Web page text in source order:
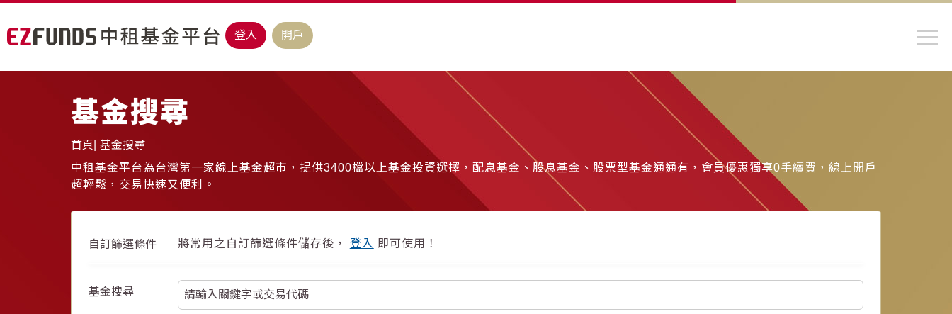
登入 開戶
基金搜尋
首頁
基金搜尋
中租基金平台為台灣第一家線上基金超市，提供3400檔以上基金投資選擇，配息基金、股息基金、股票型基金通通有，會員優惠獨享0手續費，線上開戶
超輕鬆，交易快速又便利。
自訂篩選條件 將常用之自訂篩選條件儲存後， 登入 即可使用！
基金搜尋